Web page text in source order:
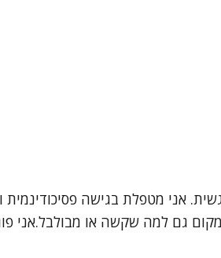
אני מטפלת בגישה
גם למה שקשה או מבולבל.אני